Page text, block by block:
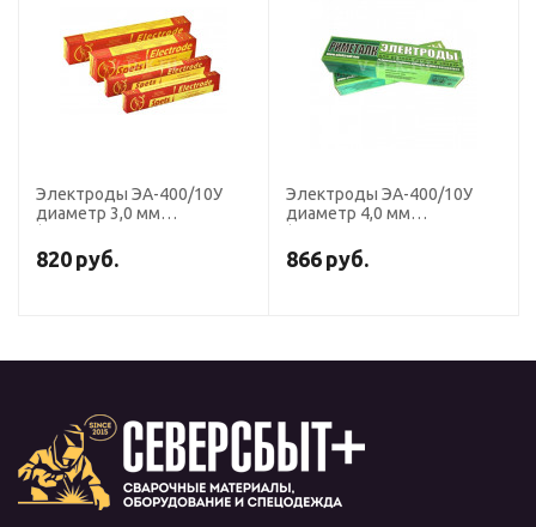
Электроды ЭА-400/10У
диаметр 3,0 мм
ток, обр. пол.) (пачка 5 кг,
Спецэлектрод
820 руб.
Электроды ЭА-400/10У
диаметр 4,0 мм
ток, обр. пол.) (пачка 5 кг,
Риметалк)
866 руб.